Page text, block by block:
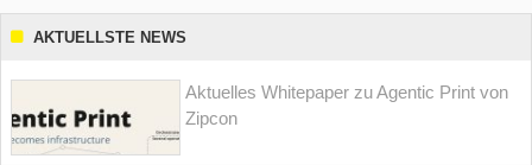
AKTUELLSTE NEWS
Aktuelles Whitepaper zu Agentic Print von
Zipcon